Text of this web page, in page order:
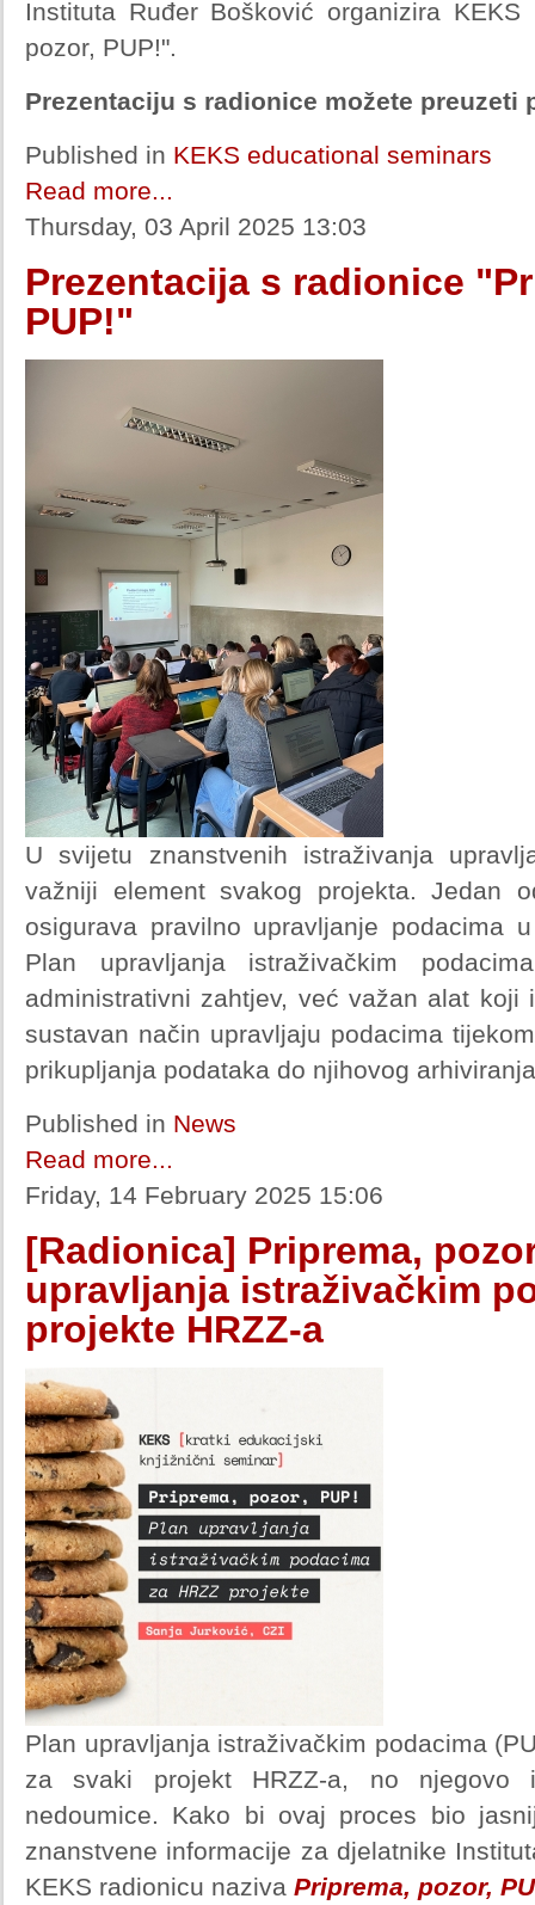
Instituta Ruđer Bošković organizira
pozor, PUP!".
Prezentaciju s radionice možete preuzeti
Published in KEKS educational seminars
Read more...
Thursday, 03 April 2025 13:03
Prezentacija s radionice
PUP!"
U svijetu znanstvenih istraživanja
važniji element svakog projekta. Jedan
osigurava pravilno upravljanje podacima
Plan upravljanja istraživačkim
administrativni zahtjev, već važan alat koji
sustavan način upravljaju podacima
prikupljanja podataka do njihovog
Published in News
Read more...
Friday, 14 February 2025 15:06
[Radionica] Priprema,
upravljanja istraživačkim
projekte HRZZ-a
Plan upravljanja istraživačkim podacima
za svaki projekt HRZZ-a, no njegovo
nedoumice. Kako bi ovaj proces bio
znanstvene informacije za djelatnike
KEKS radionicu naziva Priprema, pozor,